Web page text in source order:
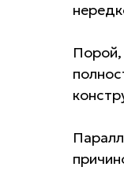
Порой,